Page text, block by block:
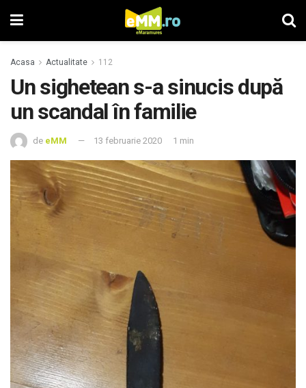
Acasa Actualitate 112
Un sighetean s-a sinucis după
un scandal în familie
de eMM 13 februarie 2020 1 min